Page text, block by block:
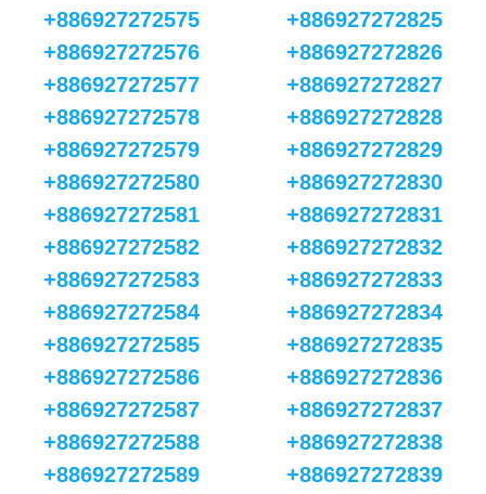
+886927272575
+886927272576
+886927272577
+886927272578
+886927272579
+886927272580
+886927272581
+886927272582
+886927272583
+886927272584
+886927272585
+886927272586
+886927272587
+886927272588
+886927272589
+886927272825
+886927272826
+886927272827
+886927272828
+886927272829
+886927272830
+886927272831
+886927272832
+886927272833
+886927272834
+886927272835
+886927272836
+886927272837
+886927272838
+886927272839